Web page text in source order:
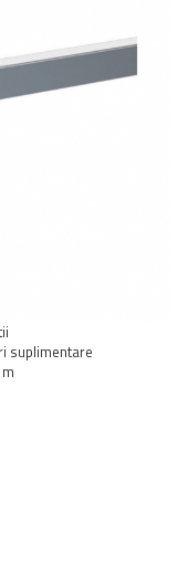
suplimentare